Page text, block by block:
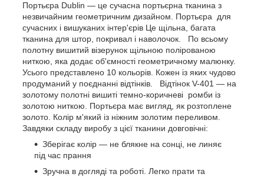
Портьєра Dublin — це сучасна портьєрна тканина з
незвичайним геометричним дизайном. Портьєра для
сучасних і вишуканих інтер'єрів Це щільна, багата
тканина для штор, покривал і наволочок.
По всьому
полотну вишитий візерунок щільною полірованою
ниткою, яка додає об'ємності геометричному малюнку.
Усього представлено 10 кольорів. Кожен із яких чудово
продуманий у поєднанні відтінків. Відтінок V-401 — на
золотому полотні вишиті темно-коричневі ромби із
золотою ниткою. Портьєра має вигляд, як розтоплене
золото. Колір м'який із ніжним золотим переливом.
Завдяки складу виробу з цієї тканини довговічні:
Зберігає колір — не блякне на сонці, не линяє
під час прання
Зручна в догляді та роботі. Легко прати та